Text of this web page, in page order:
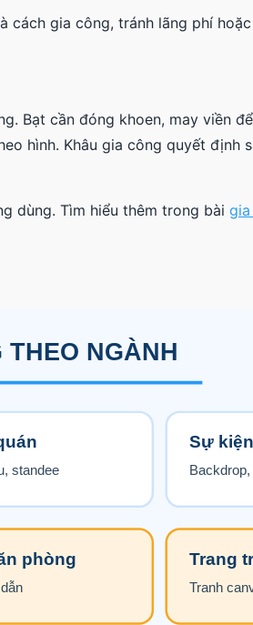
gia công, tránh lãng phí
Bạt cần đóng khoen, may viền
hình. Khâu gia công quyết định
dùng. Tìm hiểu thêm trong bài